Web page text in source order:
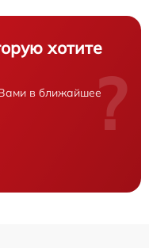
хотите
в ближайшее?